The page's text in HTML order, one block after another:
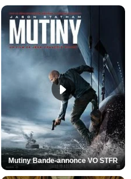
Mutiny Bande-annonce VO STFR